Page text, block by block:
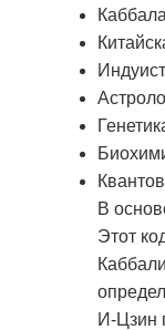
В
Этот
И-Цзин